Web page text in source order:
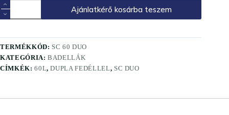
Ajánlatkérő kosárba teszem
TERMÉKKÓD: SC 60 DUO
KATEGÓRIA:BADELLÁK
CÍMKÉK:60L,DUPLA FEDÉLLEL, SC DUO